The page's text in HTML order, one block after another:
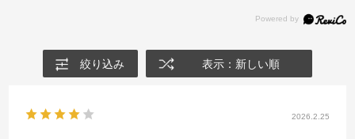
絞り込み 表示：新しい順
2026.2.25